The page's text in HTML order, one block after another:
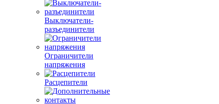
Выключатели-
разъединители
Ограничители
напряжения
Расцепители